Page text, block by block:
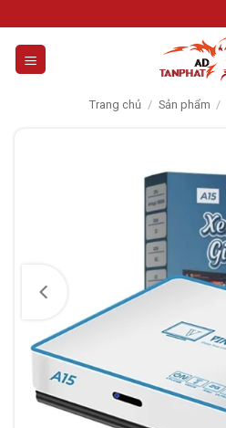
to
content
Trang chủ / Sản phẩm /